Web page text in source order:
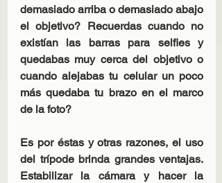
demasiado arriba o demasiado abajo
el objetivo? Recuerdas cuando no
existían las barras para selfies y
quedabas muy cerca del objetivo o
cuando alejabas tu celular un poco
más quedaba tu brazo en el marco
de la foto?
Es por éstas y otras razones, el uso
del trípode brinda grandes ventajas.
Estabilizar la cámara y hacer la